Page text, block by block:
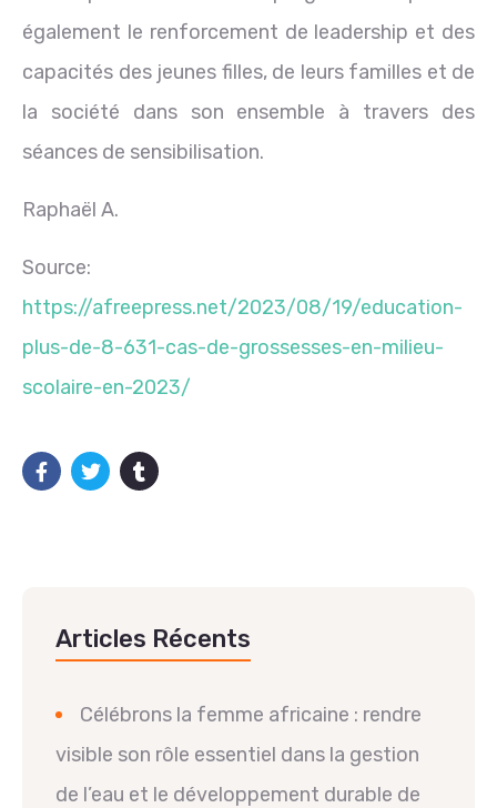
également le renforcement de leadership et des
capacités des jeunes filles, de leurs familles et de
la société dans son ensemble à travers des
séances de sensibilisation.
Raphaël A.
Source:
https://afreepress.net/2023/08/19/education-
plus-de-8-631-cas-de-grossesses-en-milieu-
scolaire-en-2023/
Articles Récents
Célébrons la femme africaine : rendre
visible son rôle essentiel dans la gestion
de l’eau et le développement durable de